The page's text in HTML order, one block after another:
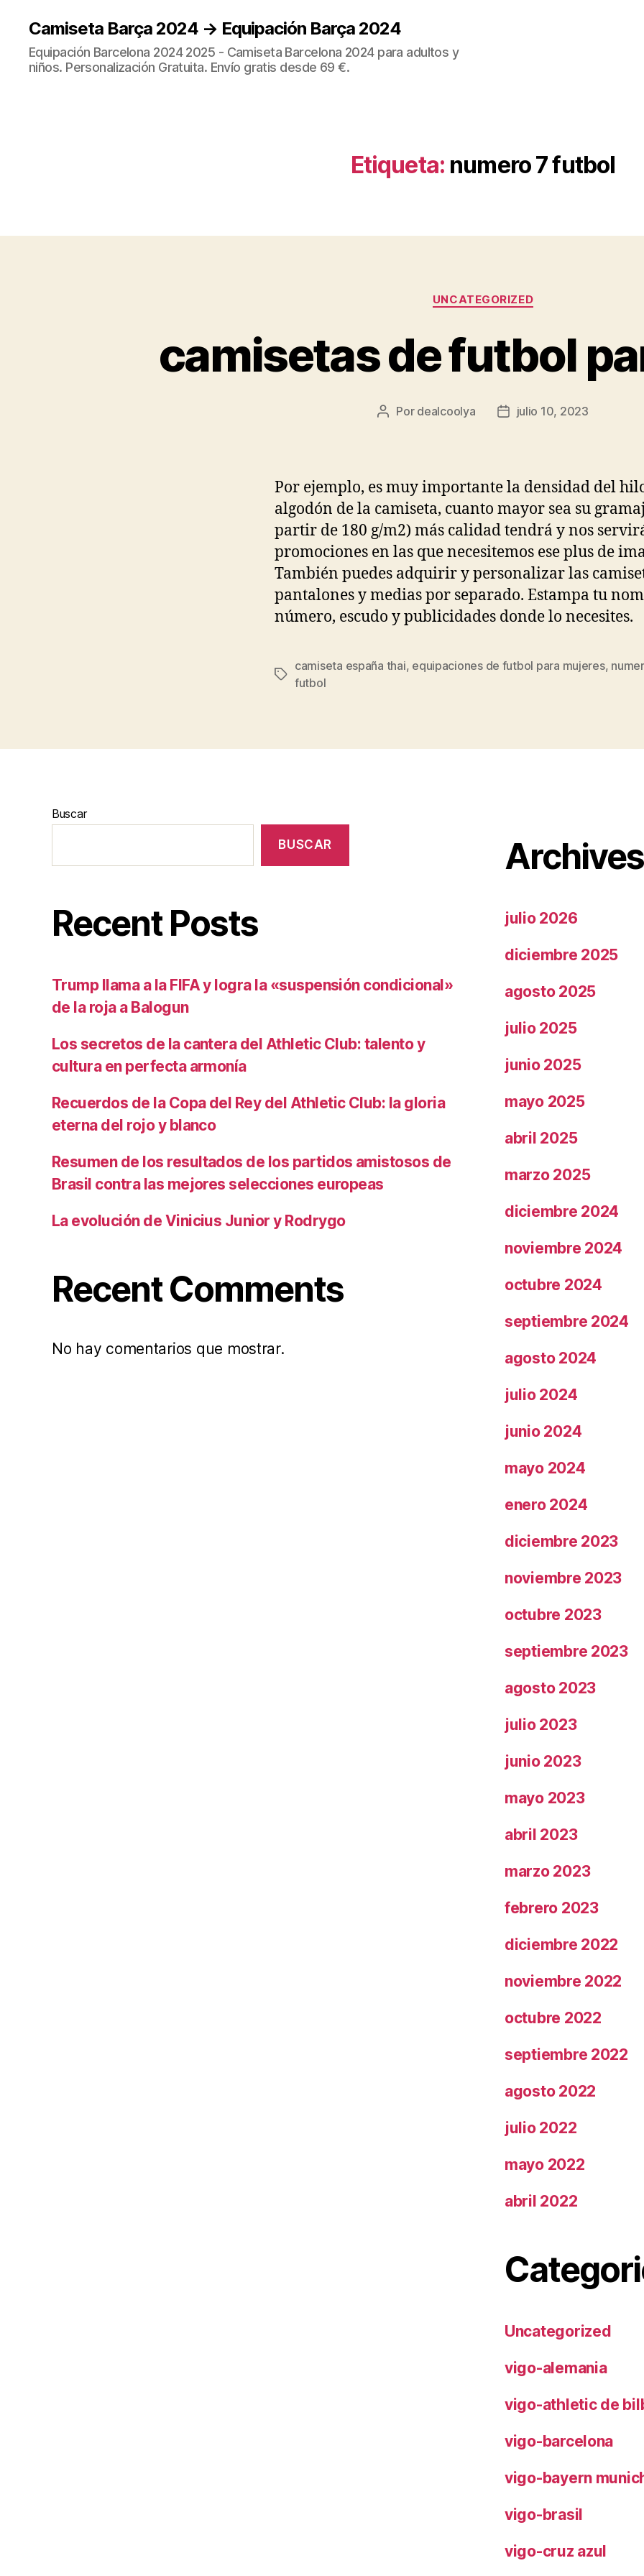
Camiseta Barça 2024 → Equipación Barça 2024
Equipación Barcelona 2024 2025 - Camiseta Barcelona 2024 para adultos y
niños. Personalización Gratuita. Envío gratis desde 69 €.
Etiqueta: numero 7 futbol
Categorías
UNCATEGORIZED
camisetas de futbol
Autor
Por dealcoolya
Fechajulio 10, 2023
Por ejemplo, es muy importante la densidad del
algodón de la camiseta, cuanto mayor sea su
partir de 180 g/m2) más calidad tendrá y nos
promociones en las que necesitemos ese plus de
También puedes adquirir y personalizar las
pantalones y medias por separado. Estampa tu
número, escudo y publicidades donde lo necesites.
Etiquetas
camiseta españa thai, equipaciones de futbol para mujeres,
futbol
Buscar
BUSCAR
Recent Posts
Trump llama a la FIFA y logra la «suspensión condicional»
de la roja a Balogun
Los secretos de la cantera del Athletic Club: talento y
cultura en perfecta armonía
Recuerdos de la Copa del Rey del Athletic Club: la gloria
eterna del rojo y blanco
Resumen de los resultados de los partidos amistosos de
Brasil contra las mejores selecciones europeas
La evolución de Vinicius Junior y Rodrygo
Recent Comments
No hay comentarios que mostrar.
Archives
julio 2026
diciembre 2025
agosto 2025
julio 2025
junio 2025
mayo 2025
abril 2025
marzo 2025
diciembre 2024
noviembre 2024
octubre 2024
septiembre 2024
agosto 2024
julio 2024
junio 2024
mayo 2024
enero 2024
diciembre 2023
noviembre 2023
octubre 2023
septiembre 2023
agosto 2023
julio 2023
junio 2023
mayo 2023
abril 2023
marzo 2023
febrero 2023
diciembre 2022
noviembre 2022
octubre 2022
septiembre 2022
agosto 2022
julio 2022
mayo 2022
abril 2022
Uncategorized
vigo-alemania
vigo-athletic de
vigo-barcelona
vigo-bayern
vigo-brasil
vigo-cruz azul